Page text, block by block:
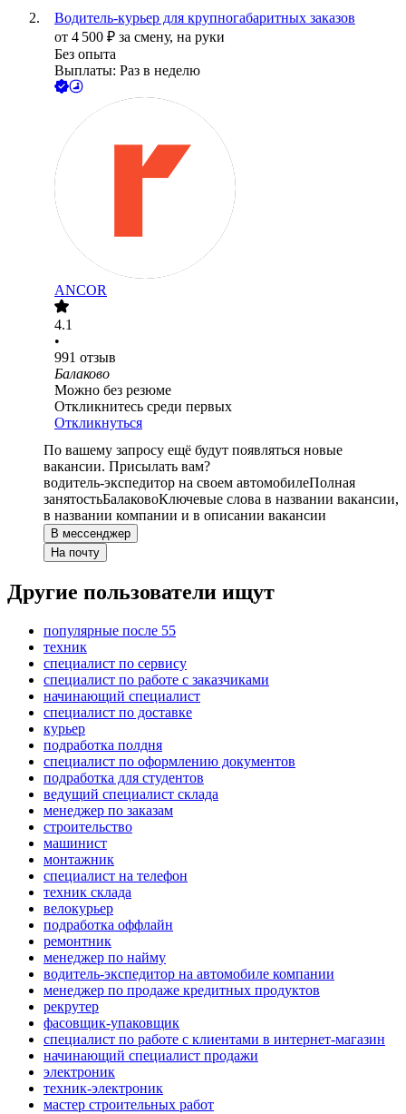
Водитель-курьер для крупногабаритных заказов
от 4 500 ₽ за смену, на руки
Без опыта
Выплаты: Раз в неделю
ANCOR
4.1
•
991 отзыв
Балаково
Можно без резюме
Откликнитесь среди первых
Откликнуться
По вашему запросу ещё будут появляться новые
вакансии. Присылать вам?
водитель-экспедитор на своем автомобилеПолная
занятостьБалаковоКлючевые слова в названии вакансии,
в названии компании и в описании вакансии
В мессенджер
На почту
Другие пользователи ищут
популярные после 55
техник
специалист по сервису
специалист по работе с заказчиками
начинающий специалист
специалист по доставке
курьер
подработка полдня
специалист по оформлению документов
подработка для студентов
ведущий специалист склада
менеджер по заказам
строительство
машинист
монтажник
специалист на телефон
техник склада
велокурьер
подработка оффлайн
ремонтник
менеджер по найму
водитель-экспедитор на автомобиле компании
менеджер по продаже кредитных продуктов
рекрутер
фасовщик-упаковщик
специалист по работе с клиентами в интернет-магазин
начинающий специалист продажи
электроник
техник-электроник
мастер строительных работ